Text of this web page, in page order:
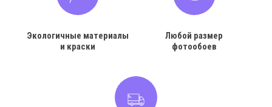
Экологичные материалы
и краски
Любой размер
фотообоев